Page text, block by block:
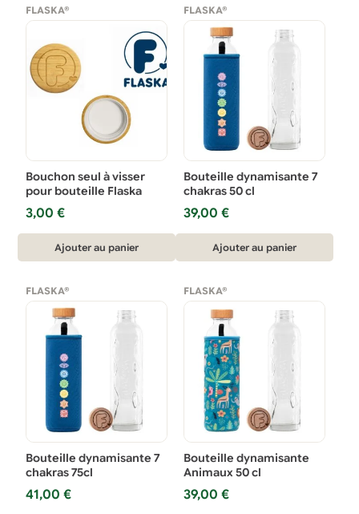
FLASKA®
Bouchon seul à visser
pour bouteille Flaska
3,00€
Ajouter au panier
FLASKA®
Bouteille dynamisante 7
chakras 50 cl
39,00 €
Ajouter au panier
FLASKA®
Bouteille dynamisante 7
chakras 75cl
41,00€
FLASKA®
Bouteille dynamisante
Animaux 50 cl
39,00 €